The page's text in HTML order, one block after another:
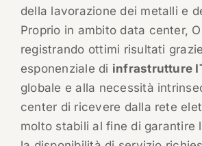
della lavorazione dei metalli e
Proprio in ambito data center,
registrando ottimi risultati
esponenziale di infrastrutture
globale e alla necessità
center di ricevere dalla rete
molto stabili al fine di garantire